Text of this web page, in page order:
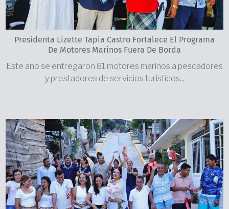
Presidenta Lizette Tapia Castro Fortalece El Programa
De Motores Marinos Fuera De Borda
Este año se entregaron 81 motores marinos a pescadores
y prestadores de servicios turísticos...